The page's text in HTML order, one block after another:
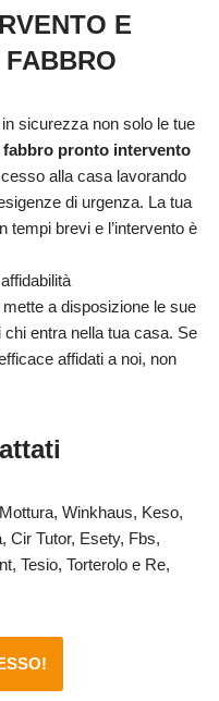
E
sicurezza non solo le tue
fabbro pronto intervento
alla casa lavorando
di urgenza. La tua
tempi brevi e l’intervento è
a disposizione le sue
entra nella tua casa. Se
affidati a noi, non
Winkhaus, Keso,
Cir Tutor, Esety, Fbs,
Tesio, Torterolo e Re,